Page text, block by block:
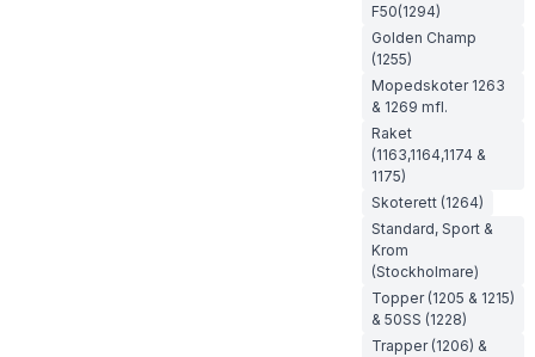
F50(1294)
Golden Champ
(1255)
Mopedskoter 1263
& 1269 mfl.
Raket
(1163,1164,1174 &
1175)
Skoterett (1264)
Standard, Sport &
Krom
(Stockholmare)
Topper (1205 & 1215)
& 50SS (1228)
Trapper (1206) &